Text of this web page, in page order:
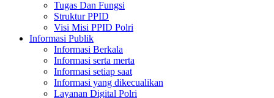
Tugas Dan Fungsi
Struktur PPID
Visi Misi PPID Polri
Informasi Publik
Informasi Berkala
Informasi serta merta
Informasi setiap saat
Informasi yang dikecualikan
Layanan Digital Polri